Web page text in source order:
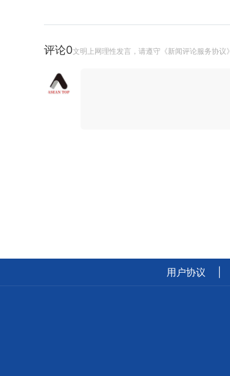
评论0文明上网理性发言，请遵守《新闻评论服务协议》
用户协议